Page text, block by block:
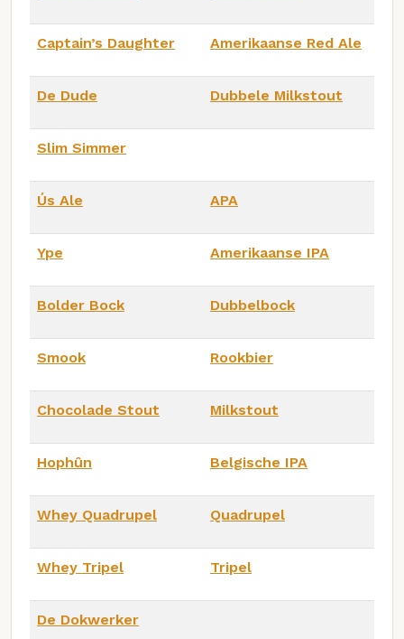
Captain’s Daughter Amerikaanse Red Ale
De Dude Dubbele Milkstout
Slim Simmer
Ús Ale APA
Ype Amerikaanse IPA
Bolder Bock Dubbelbock
Smook Rookbier
Chocolade Stout Milkstout
Hophûn Belgische IPA
Whey Quadrupel Quadrupel
Whey Tripel Tripel
De Dokwerker